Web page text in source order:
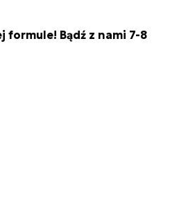
formule! Bądź z nami 7-8